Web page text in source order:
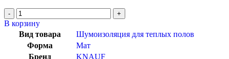
В корзину
Вид товара
Шумоизоляция для теплых полов
Форма
Мат
Бренд
KNAUF